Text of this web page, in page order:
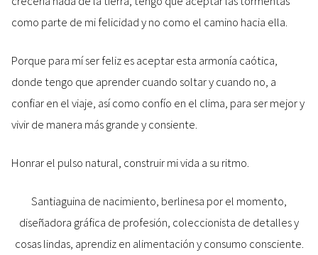
como parte de mi felicidad y no como el camino hacia ella.
Porque para mí ser feliz es aceptar esta armonía caótica,
donde tengo que aprender cuando soltar y cuando no, a
confiar en el viaje, así como confío en el clima, para ser mejor y
vivir de manera más grande y consiente.
Honrar el pulso natural, construir mi vida a su ritmo.
Santiaguina de nacimiento, berlinesa por el momento,
diseñadora gráfica de profesión, coleccionista de detalles y
cosas lindas, aprendiz en alimentación y consumo consciente.